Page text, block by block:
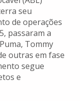
seu
de operações
passaram a
Tommy
outras em fase
segue
e